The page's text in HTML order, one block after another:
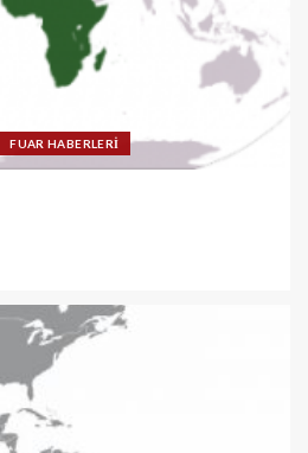
FUAR HABERLERİ